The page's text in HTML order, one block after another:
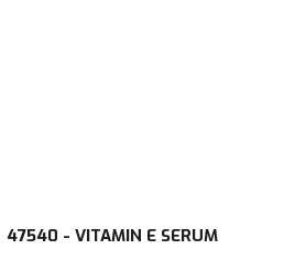
47540 - VITAMIN E SERUM